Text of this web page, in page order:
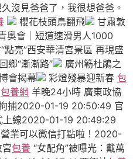
沒見爸爸了，我很想爸爸。
櫻花枝頭鳥翻飛
甘肅敦
奧會｜短道速滑男人1000
點亮”西安華清宮景區 再現盛
鄉“漸漸路”
廣州簕杜鵑之
會揭幕 彩燈殘暴迎新春 包
包養網 羊晚24小時 廣東政協
捕2020-01-19 20:50:49 官
上線2020-01-19 20:49:29
業可以微信打點啦！2020-
包養 “女配角”被曝光：戴萬